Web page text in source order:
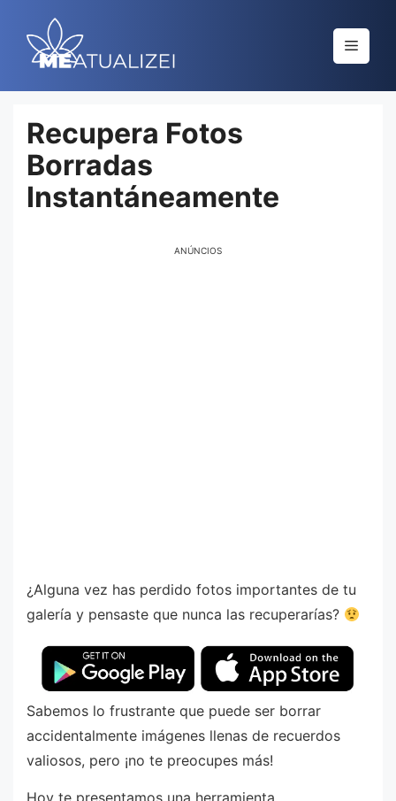
contenido
Menú
Recupera Fotos
Borradas
Instantáneamente
ANÚNCIOS
¿Alguna vez has perdido fotos importantes de tu
galería y pensaste que nunca las recuperarías?
Sabemos lo frustrante que puede ser borrar
accidentalmente imágenes llenas de recuerdos
valiosos, pero ¡no te preocupes más!